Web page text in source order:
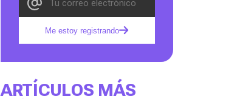
Me estoy registrando
ARTÍCULOS MÁS